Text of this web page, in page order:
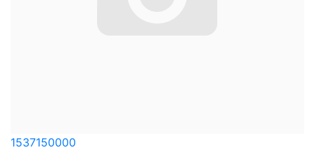
1537150000